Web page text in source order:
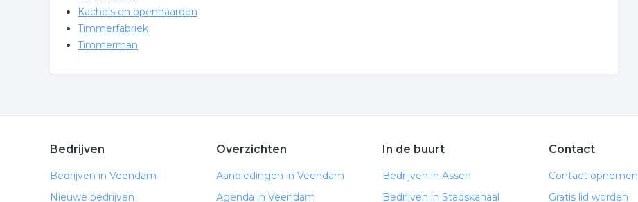
Kachels en openhaarden
Timmerfabriek
Timmerman
Bedrijven
Bedrijven in Veendam
Nieuwe bedrijven
Overzichten
Aanbiedingen in Veendam
Agenda in Veendam
In de buurt
Bedrijven in Assen
Bedrijven in Stadskanaal
Contact
Contact opnemen
Gratis lid worden